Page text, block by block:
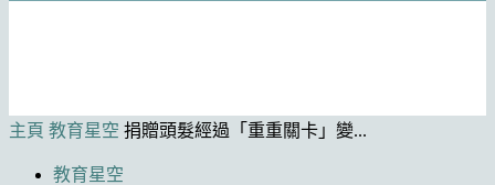
主頁 教育星空 捐贈頭髮經過「重重關卡」變...
教育星空